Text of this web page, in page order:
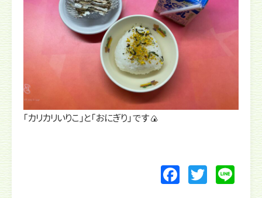
「カリカリいりこ」と「おにぎり」です🍙
F T Li